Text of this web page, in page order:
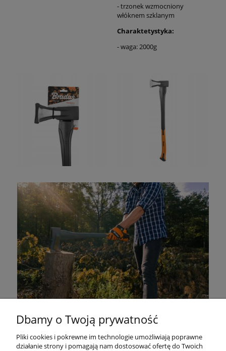
- trzonek wzmocniony
włóknem szklanym
Charaktetystyka:
- waga: 2000g
Dbamy o Twoją prywatność
Pliki cookies i pokrewne im technologie umożliwiają poprawne
działanie strony i pomagają nam dostosować ofertę do Twoich